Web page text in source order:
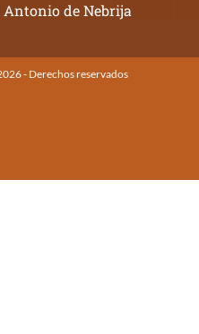
de Nebrija
- Derechos reservados